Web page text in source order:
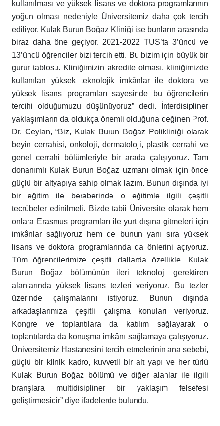
kullanılması ve yüksek lisans ve doktora programlarının
yoğun olması nedeniyle Üniversitemiz daha çok tercih
ediliyor. Kulak Burun Boğaz Kliniği ise bunların arasında
biraz daha öne geçiyor. 2021-2022 TUS’ta 3’üncü ve
13’üncü öğrenciler bizi tercih etti. Bu bizim için büyük bir
gurur tablosu. Kliniğimizin akredite olması, kliniğimizde
kullanılan yüksek teknolojik imkânlar ile doktora ve
yüksek lisans programları sayesinde bu öğrencilerin
tercihi olduğumuzu düşünüyoruz” dedi. İnterdisipliner
yaklaşımların da oldukça önemli olduğuna değinen Prof.
Dr. Ceylan, “Biz, Kulak Burun Boğaz Polikliniği olarak
beyin cerrahisi, onkoloji, dermatoloji, plastik cerrahi ve
genel cerrahi bölümleriyle bir arada çalışıyoruz. Tam
donanımlı Kulak Burun Boğaz uzmanı olmak için önce
güçlü bir altyapıya sahip olmak lazım. Bunun dışında iyi
bir eğitim ile beraberinde o eğitimle ilgili çeşitli
tecrübeler edinilmeli. Bizde tabii Üniversite olarak hem
onlara Erasmus programları ile yurt dışına gitmeleri için
imkânlar sağlıyoruz hem de bunun yanı sıra yüksek
lisans ve doktora programlarında da önlerini açıyoruz.
Tüm öğrencilerimize çeşitli dallarda özellikle, Kulak
Burun Boğaz bölümünün ileri teknoloji gerektiren
alanlarında yüksek lisans tezleri veriyoruz. Bu tezler
üzerinde çalışmalarını istiyoruz. Bunun dışında
arkadaşlarımıza çeşitli çalışma konuları veriyoruz.
Kongre ve toplantılara da katılım sağlayarak o
toplantılarda da konuşma imkânı sağlamaya çalışıyoruz.
Üniversitemiz Hastanesini tercih etmelerinin ana sebebi,
güçlü bir klinik kadro, kuvvetli bir alt yapı ve her türlü
Kulak Burun Boğaz bölümü ve diğer alanlar ile ilgili
branşlara multidisipliner bir yaklaşım felsefesi
geliştirmesidir” diye ifadelerde bulundu.